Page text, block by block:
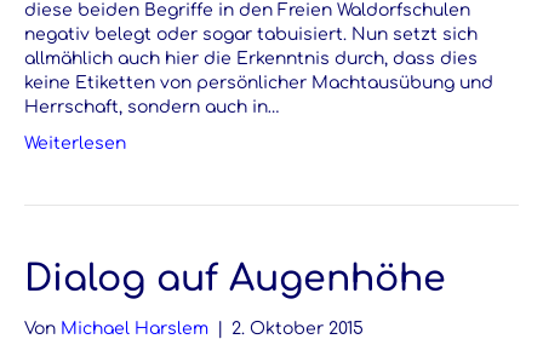
diese beiden Begriffe in den Freien Waldorfschulen
negativ belegt oder sogar tabuisiert. Nun setzt sich
allmählich auch hier die Erkenntnis durch, dass dies
keine Etiketten von persönlicher Machtausübung und
Herrschaft, sondern auch in…
Weiterlesen
Dialog auf Augenhöhe
Von Michael Harslem 2. Oktober 2015